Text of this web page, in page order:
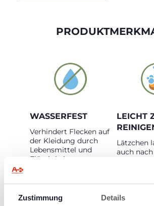
Zustimmung Details
WASSERFEST
Verhindert Flecken auf
der Kleidung durch
Lebensmittel und
Flüssigkeiten.
LEICHT
Lätzchen
auch